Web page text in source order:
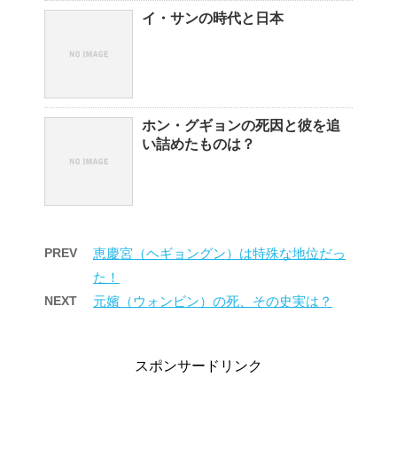
イ・サンの時代と日本
ホン・グギョンの死因と彼を追
い詰めたものは？
PREV
恵慶宮（ヘギョングン）は特殊な地位だっ
た！
NEXT 元嬪（ウォンビン）の死、その史実は？
スポンサードリンク